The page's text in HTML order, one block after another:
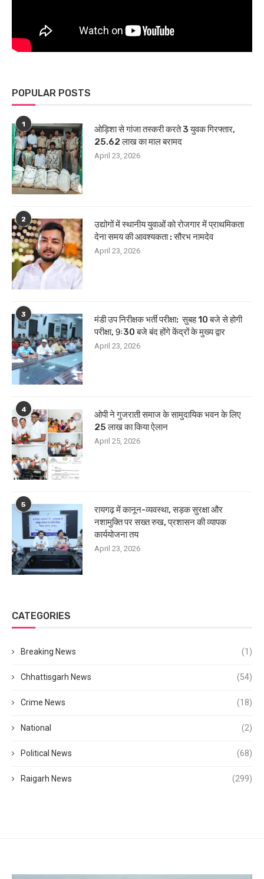
POPULAR POSTS
1
ओड़िशा से गांजा तस्करी करते 3 युवक गिरफ्तार,
25.62 लाख का माल बरामद
April 23, 2026
2
उद्योगों में स्थानीय युवाओं को रोजगार में प्राथमिकता
देना समय की आवश्यकता : सौरभ नामदेव
April 23, 2026
3
मंडी उप निरीक्षक भर्ती परीक्षा: सुबह 10 बजे से होगी
परीक्षा, 9ः30 बजे बंद होंगे केंद्रों के मुख्य द्वार
April 23, 2026
4
ओपी ने गुजराती समाज के सामुदायिक भवन के लिए
25 लाख का किया ऐलान
April 25, 2026
5
रायगढ़ में कानून-व्यवस्था, सड़क सुरक्षा और
नशामुक्ति पर सख्त रुख, प्रशासन की व्यापक
कार्ययोजना तय
April 23, 2026
CATEGORIES
Breaking News (1)
Chhattisgarh News (54)
Crime News (18)
National (2)
Political News (68)
Raigarh News (299)